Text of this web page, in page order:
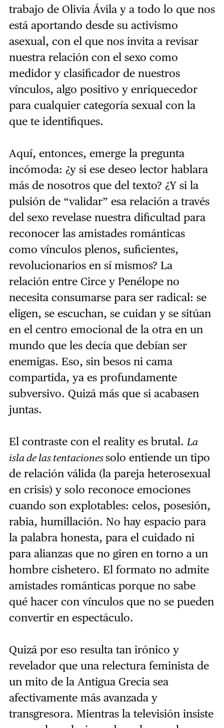
trabajo de Olivia Ávila y a todo lo que nos
está aportando desde su activismo
asexual, con el que nos invita a revisar
nuestra relación con el sexo como
medidor y clasificador de nuestros
vínculos, algo positivo y enriquecedor
para cualquier categoría sexual con la
que te identifiques.
Aquí, entonces, emerge la pregunta
incómoda: ¿y si ese deseo lector hablara
más de nosotros que del texto? ¿Y si la
pulsión de “validar” esa relación a través
del sexo revelase nuestra dificultad para
reconocer las amistades románticas
como vínculos plenos, suficientes,
revolucionarios en sí mismos? La
relación entre Circe y Penélope no
necesita consumarse para ser radical: se
eligen, se escuchan, se cuidan y se sitúan
en el centro emocional de la otra en un
mundo que les decía que debían ser
enemigas. Eso, sin besos ni cama
compartida, ya es profundamente
subversivo. Quizá más que si acabasen
juntas.
El contraste con el reality es brutal. La
isla de las tentacionessolo entiende un tipo
de relación válida (la pareja heterosexual
en crisis) y solo reconoce emociones
cuando son explotables: celos, posesión,
rabia, humillación. No hay espacio para
la palabra honesta, para el cuidado ni
para alianzas que no giren en torno a un
hombre cishetero. El formato no admite
amistades románticas porque no sabe
qué hacer con vínculos que no se pueden
convertir en espectáculo.
Quizá por eso resulta tan irónico y
revelador que una relectura feminista de
un mito de la Antigua Grecia sea
afectivamente más avanzada y
transgresora. Mientras la televisión insiste